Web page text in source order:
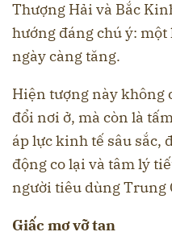
Thượng Hải và Bắc
hướng đáng chú ý:
ngày càng tăng.
Hiện tượng này không
đổi nơi ở, mà còn là
áp lực kinh tế sâu sắc,
động co lại và tâm lý
người tiêu dùng Trung
Giấc mơ vỡ tan